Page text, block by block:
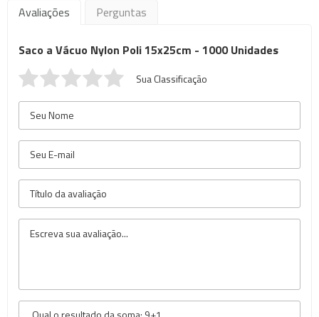
Avaliações Perguntas
Saco a Vácuo Nylon Poli 15x25cm - 1000 Unidades
Sua Classificação